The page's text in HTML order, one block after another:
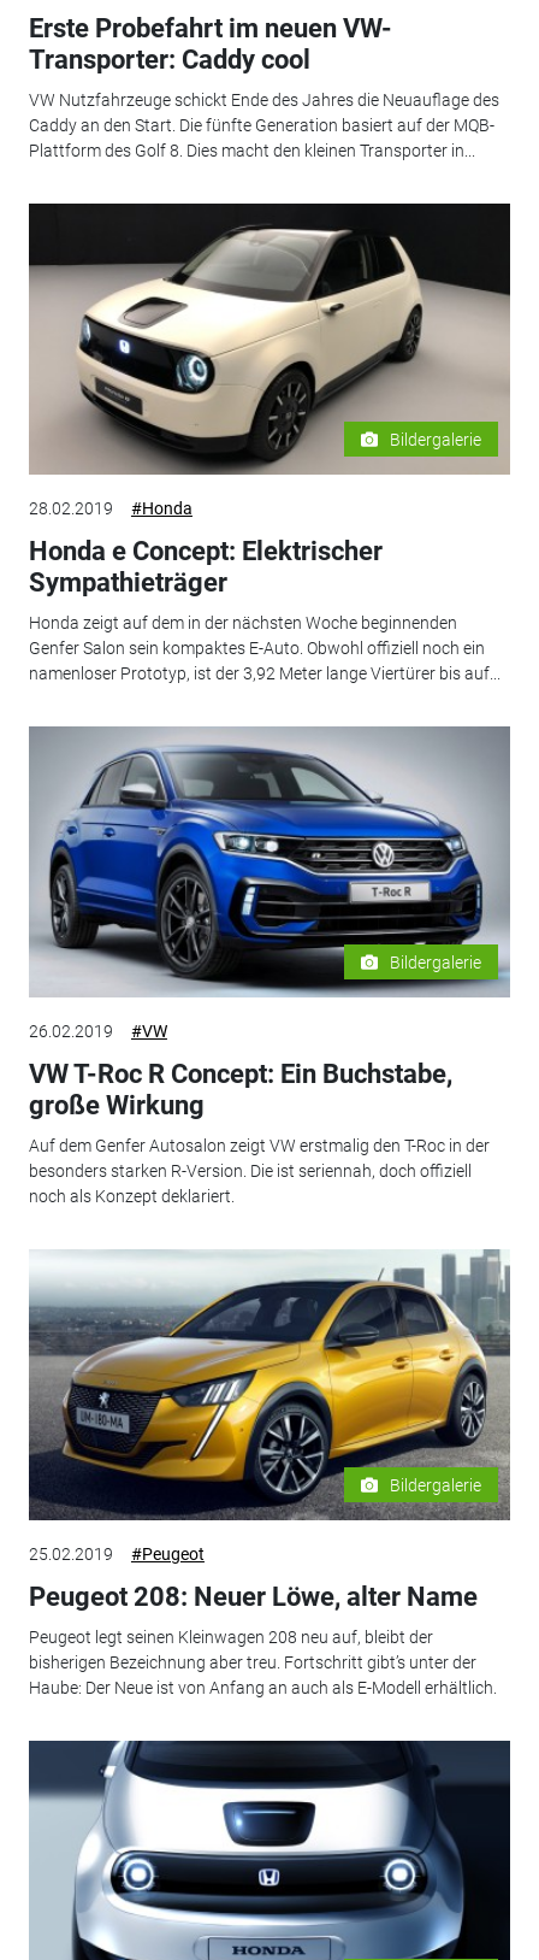
Erste Probefahrt im neuen VW-
Transporter: Caddy cool
VW Nutzfahrzeuge schickt Ende des Jahres die Neuauflage des
Caddy an den Start. Die fünfte Generation basiert auf der MQB-
Plattform des Golf 8. Dies macht den kleinen Transporter in...
Bildergalerie
28.02.2019 #Honda
Honda e Concept: Elektrischer
Sympathieträger
Honda zeigt auf dem in der nächsten Woche beginnenden
Genfer Salon sein kompaktes E-Auto. Obwohl offiziell noch ein
namenloser Prototyp, ist der 3,92 Meter lange Viertürer bis auf...
Bildergalerie
26.02.2019 #VW
VW T-Roc R Concept: Ein Buchstabe,
große Wirkung
Auf dem Genfer Autosalon zeigt VW erstmalig den T-Roc in der
besonders starken R-Version. Die ist seriennah, doch offiziell
noch als Konzept deklariert.
Bildergalerie
25.02.2019 #Peugeot
Peugeot 208: Neuer Löwe, alter Name
Peugeot legt seinen Kleinwagen 208 neu auf, bleibt der
bisherigen Bezeichnung aber treu. Fortschritt gibt’s unter der
Haube: Der Neue ist von Anfang an auch als E-Modell erhältlich.